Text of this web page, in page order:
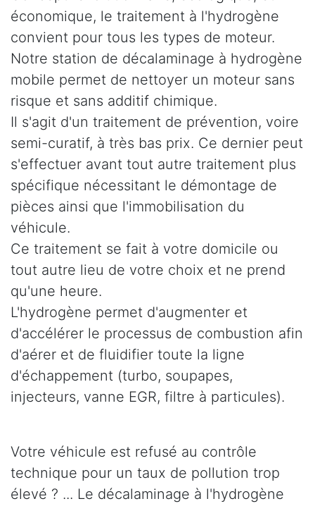
économique, le traitement à l'hydrogène
convient pour tous les types de moteur.
Notre station de décalaminage à hydrogène
mobile permet de nettoyer un moteur sans
risque et sans additif chimique.
Il s'agit d'un traitement de prévention, voire
semi-curatif, à très bas prix. Ce dernier peut
s'effectuer avant tout autre traitement plus
spécifique nécessitant le démontage de
pièces ainsi que l'immobilisation du
véhicule.
Ce traitement se fait à votre domicile ou
tout autre lieu de votre choix et ne prend
qu'une heure.
L'hydrogène permet d'augmenter et
d'accélérer le processus de combustion afin
d'aérer et de fluidifier toute la ligne
d'échappement (turbo, soupapes,
injecteurs, vanne EGR, filtre à particules).
Votre véhicule est refusé au contrôle
technique pour un taux de pollution trop
élevé ? ... Le décalaminage à l'hydrogène